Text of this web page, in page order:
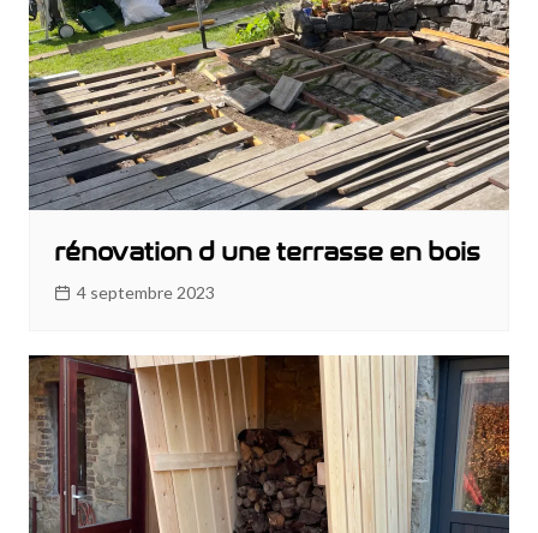
rénovation d une terrasse en bois
4 septembre 2023